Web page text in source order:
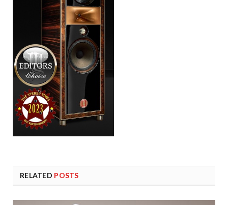
RELATED POSTS